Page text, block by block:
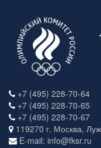
+7 (495) 228-70-64
+7 (495) 228-70-65
+7 (495) 228-70-67
119270 г. Москва,
E-mail: info@fksr.ru